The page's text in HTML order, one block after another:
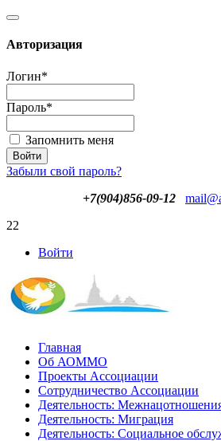
Авторизация
Логин*
Пароль*
Запомнить меня
Забыли свой пароль?
+7(904)856-09-12
22
Войти
Главная
Об АОММО
Проекты Ассоциации
Сотрудничество Ассоциации
Деятельность:
Деятельность: Миграция
Деятельность: Социальное